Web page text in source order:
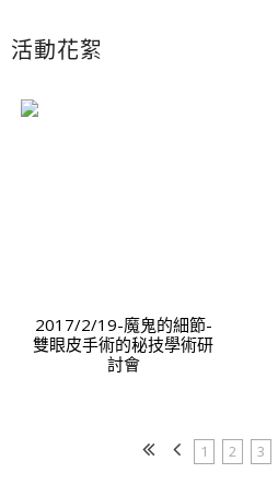
活動花絮
2017/2/19-魔鬼的細節-
雙眼皮手術的秘技學術研
討會
1 2 3